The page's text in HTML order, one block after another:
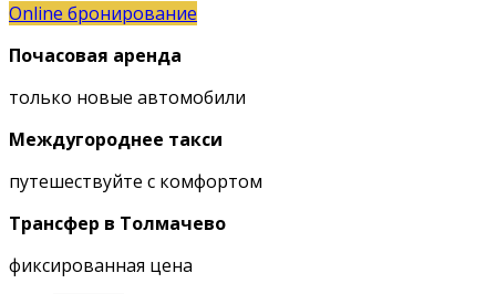
Online бронирование
Почасовая аренда
только новые автомобили
Междугороднее такси
путешествуйте с комфортом
Трансфер в Толмачево
фиксированная цена